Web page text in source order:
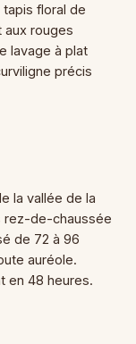
floral de
aux rouges
lavage à plat
précis
la vallée de la
rez-de-chaussée
de 72 à 96
auréole.
en 48 heures.